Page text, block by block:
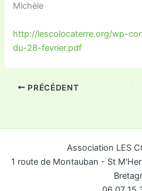
Michèle
http://lescolocaterre.org/wp-
du-28-fevrier.pdf
PRÉCÉDENT
Association LES
1 route de Montauban - St